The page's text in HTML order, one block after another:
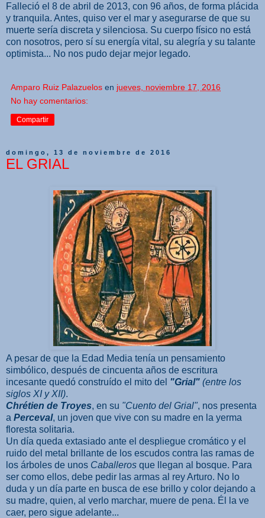
Falleció el 8 de abril de 2013, con 96 años, de forma plácida
y tranquila. Antes, quiso ver el mar y asegurarse de que su
muerte sería discreta y silenciosa. Su cuerpo físico no está
con nosotros, pero sí su energía vital, su alegría y su talante
optimista... No nos pudo dejar mejor legado.
Amparo Ruiz Palazuelos en jueves, noviembre 17, 2016
No hay comentarios:
Compartir
domingo, 13 de noviembre de 2016
EL GRIAL
A pesar de que la Edad Media tenía un pensamiento
simbólico, después de cincuenta años de escritura
incesante quedó construído el mito del "Grial" (entre los
siglos XI y XII).
Chrétien de Troyes, en su "Cuento del Grial", nos presenta
a Perceval, un joven que vive con su madre en la yerma
floresta solitaria.
Un día queda extasiado ante el despliegue cromático y el
ruido del metal brillante de los escudos contra las ramas de
los árboles de unos Caballeros que llegan al bosque. Para
ser como ellos, debe pedir las armas al rey Arturo. No lo
duda y un día parte en busca de ese brillo y color dejando a
su madre, quien, al verlo marchar, muere de pena. Él la ve
caer, pero sigue adelante...